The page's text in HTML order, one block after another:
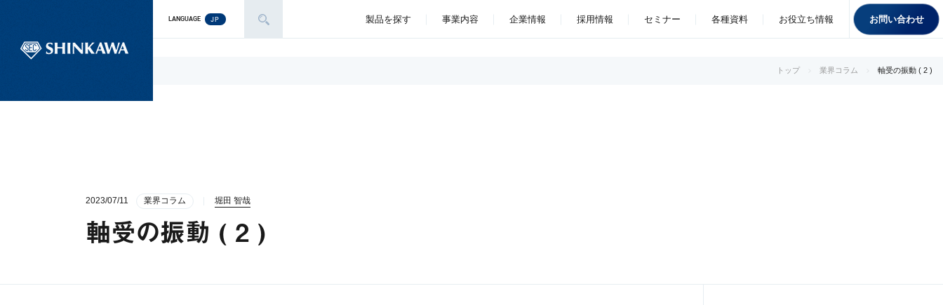
LANGUAGE JP 製品を探す 事業内容 企業情報 採用情報 セミナー 各種資料 お役立ち情報 お問い合わせ
トップ 業界コラム 軸受の振動 ( 2 )
2023/07/11 業界コラム 堀田 智哉
軸受の振動 ( 2 )